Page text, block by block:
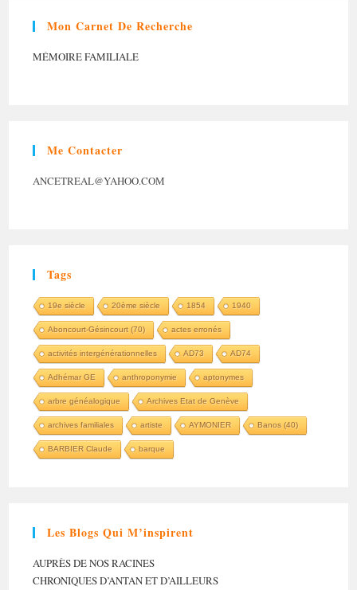
Mon Carnet De Recherche
MÉMOIRE FAMILIALE
Me Contacter
ANCETREAL@YAHOO.COM
Tags
19e siècle 20ème siècle 1854 1940
Aboncourt-Gésincourt (70) actes erronés
activités intergénérationnelles AD73 AD74
Adhémar GE anthroponymie aptonymes
arbre généalogique Archives Etat de Genève
archives familiales artiste AYMONIER Banos (40)
BARBIER Claude barque
Les Blogs Qui M’inspirent
AUPRÈS DE NOS RACINES
CHRONIQUES D’ANTAN ET D’AILLEURS